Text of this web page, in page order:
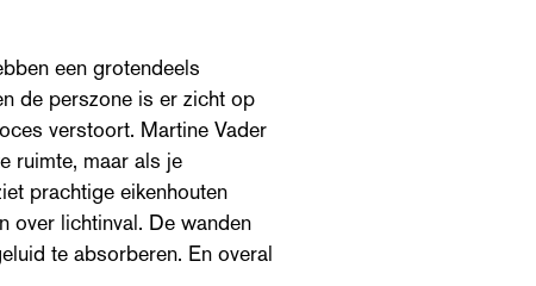
een grotendeels
de perszone is er zicht op
verstoort. Martine Vader
ruimte, maar als je
prachtige eikenhouten
over lichtinval. De wanden
te absorberen. En overal